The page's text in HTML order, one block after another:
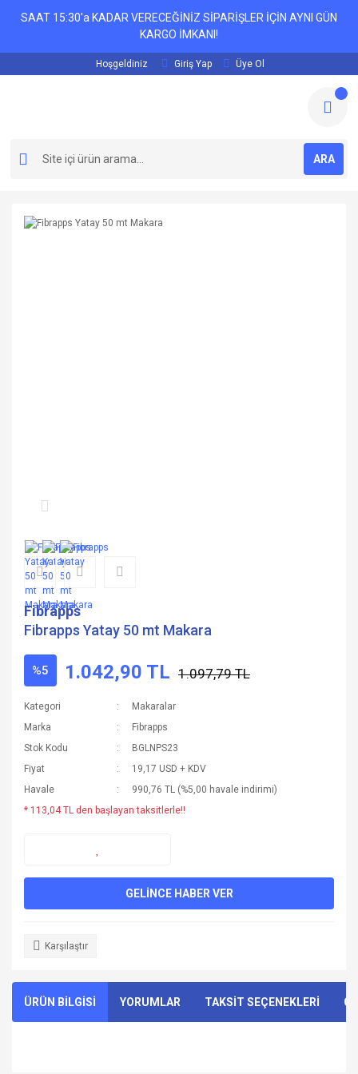
SAAT 15:30'a KADAR VERECEĞİNİZ SİPARİŞLER İÇİN AYNI GÜN
KARGO İMKANI!
Hoşgeldiniz Giriş Yap Üye Ol
ARA
Fibrapps
Fibrapps Yatay 50 mt Makara
%5 1.042,90 TL 1.097,79 TL
Kategori
Makaralar
Marka
Fibrapps
Stok Kodu
BGLNPS23
Fiyat
19,17 USD + KDV
Havale
990,76 TL (%5,00 havale indirimi)
* 113,04 TL den başlayan taksitlerle!!
GELİNCE HABER VER
Karşılaştır
ÜRÜN BİLGİSİ YORUMLAR TAKSİT SEÇENEKLERİ